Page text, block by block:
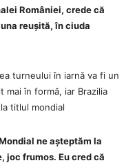
României, crede că
reușită, în ciuda
turneului în iarnă va fi un
în formă, iar Brazilia
titlul mondial
ne așteptăm la
joc frumos. Eu cred că